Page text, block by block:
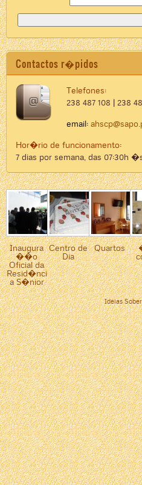
Contactos r�pidos
Telefones:
238 487 108 | 238
email:
Hor�rio de funcionamento:
7 dias por semana, das 07:30h
Inaugura
��o
Oficial da
Resid�nci
a S�nior
Centro de
Dia
Quartos
Ideias